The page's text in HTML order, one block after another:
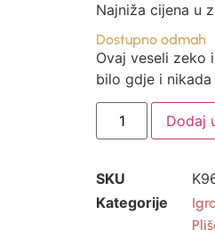
Najniža cijena u
Dostupno odmah
Ovaj veseli zeko
bilo gdje i
Dodaj
SKU
Kategorije